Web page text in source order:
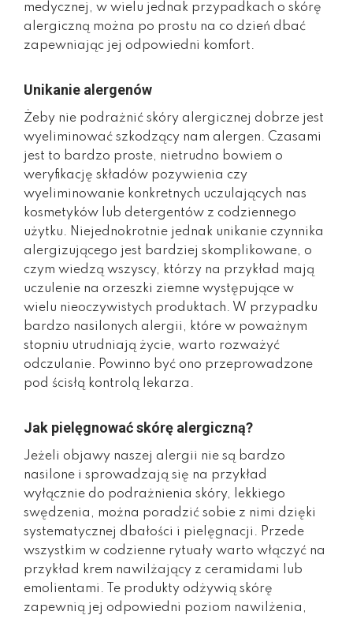
medycznej, w wielu jednak przypadkach o skórę
alergiczną można po prostu na co dzień dbać
zapewniając jej odpowiedni komfort.
Unikanie alergenów
Żeby nie podrażnić skóry alergicznej dobrze jest
wyeliminować szkodzący nam alergen. Czasami
jest to bardzo proste, nietrudno bowiem o
weryfikację składów pozywienia czy
wyeliminowanie konkretnych uczulających nas
kosmetyków lub detergentów z codziennego
użytku. Niejednokrotnie jednak unikanie czynnika
alergizującego jest bardziej skomplikowane, o
czym wiedzą wszyscy, którzy na przykład mają
uczulenie na orzeszki ziemne występujące w
wielu nieoczywistych produktach. W przypadku
bardzo nasilonych alergii, które w poważnym
stopniu utrudniają życie, warto rozważyć
odczulanie. Powinno być ono przeprowadzone
pod ścisłą kontrolą lekarza.
Jak pielęgnować skórę alergiczną?
Jeżeli objawy naszej alergii nie są bardzo
nasilone i sprowadzają się na przykład
wyłącznie do podrażnienia skóry, lekkiego
swędzenia, można poradzić sobie z nimi dzięki
systematycznej dbałości i pielęgnacji. Przede
wszystkim w codzienne rytuały warto włączyć na
przykład krem nawilżający z ceramidami lub
emolientami. Te produkty odżywią skórę
zapewnią jej odpowiedni poziom nawilżenia,